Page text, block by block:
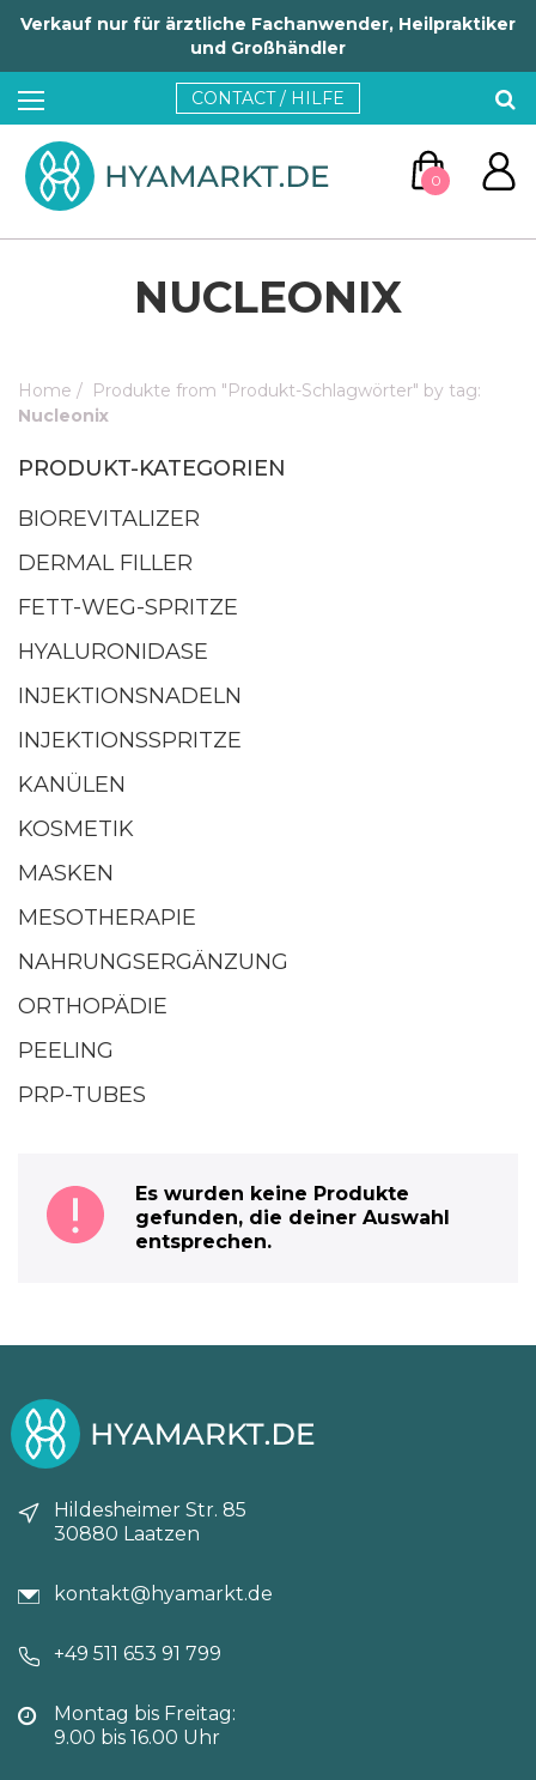
Verkauf nur für ärztliche Fachanwender, Heilpraktiker
und Großhändler
CONTACT / HILFE
0
ZUM WARENKORB
NUCLEONIX
Home / Produkte from "Produkt-Schlagwörter" by tag:
Nucleonix
PRODUKT-KATEGORIEN
BIOREVITALIZER
DERMAL FILLER
FETT-WEG-SPRITZE
HYALURONIDASE
INJEKTIONSNADELN
INJEKTIONSSPRITZE
KANÜLEN
KOSMETIK
MASKEN
MESOTHERAPIE
NAHRUNGSERGÄNZUNG
ORTHOPÄDIE
PEELING
PRP-TUBES
Es wurden keine Produkte
gefunden, die deiner Auswahl
entsprechen.
Hildesheimer Str. 85
30880 Laatzen
kontakt@hyamarkt.de
+49 511 653 91 799
Montag bis Freitag:
9.00 bis 16.00 Uhr